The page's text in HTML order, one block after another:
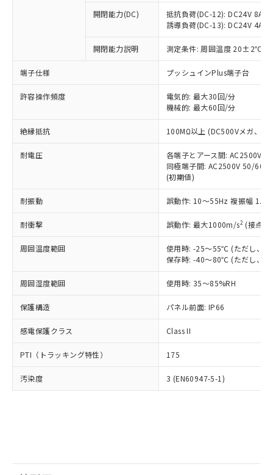
開閉能力(DC)
抵抗負荷(DC-12): DC24V 8A/
誘導負荷(DC-13): DC24V 4A/
開閉能力説明 測定条件: 周囲温度 20±2℃、
端子仕様 プッシュインPlus端子台
許容操作頻度
電気的: 最大30回/分
機械的: 最大60回/分
絶縁抵抗 100MΩ以上 (DC500Vメガ、点
耐電圧
各端子とアース間: AC2500V
同極端子間: AC2500V 50/
(初期値)
耐振動 誤動作: 10～55Hz 複振幅
耐衝撃 誤動作: 最大1000m/s2 (接点
周囲温度範囲
使用時: -25～55℃ (ただし、氷
保存時: -40～80℃ (ただし、氷
周囲湿度範囲 使用時: 35～85%RH
保護構造 パネル前面: IP66
感電保護クラス Class II
PTI（トラッキング特性） 175
汚染度 3 (EN60947-5-1)
ことをご了承ください。
在庫状況および標準価格照会結果は、
記載している更新日時点での社内デー
タに基づき作成されるものであり、閲
覧された時点での実際の在庫および標
準価格とは異なる場合があることをご
正式な納期状況および標準価格はお客
様のお取引先、またはお客様担当のオ
ムロン制御機器販売店・当社販売員に
オムロン制御機器販売店や当社販売拠
販売ネットワーク
」をご確認
在庫状況および標準価格結果を当社の
事前の承諾なく第三者に漏洩または開
示しないようお願いします。
マイパーツ機能（部品リスト作成サー
ビス）をご利用いただくには、I-Web
メンバーズにご登録されている必要が
お客様が当ウェブサイト上で当社にご
登録された部品リストについて、当社
および当社の共同利用者が、当社の製
品・サービスに関するお客様との取
引・商談に必要な範囲で利用すること
※当社の共同利用者とは、"個人情報
の「1.共同利
用者の範囲」に記載されている法人を
いたものが、含有品と判明した場合などや
むを得ず変更することがあります。
*EU RoHS指令（10物質）：
鉛(Pb) 1000ppm以下、 水銀(Hg) 1000ppm以下、 カド
六価クロム(Cr(Ⅵ)) 1000ppm以下、ポリ臭化ビフェニル
類(PBB) 1000ppm以下、ポリ臭化ジフェニルエーテル類
(PBDE) 1000ppm以下、フタル酸ビス(2-エチルヘキシ
ル) (DEHP)(別名：DOP) 1000ppm以下、フタル酸ブチ
ルベンジル（BBP） 1000ppm以下、フタル酸ジブチル
（DBP） 1000ppm以下、フタル酸ジイソブチル
(DIBP) 1000ppm以下
但し、RoHS指令で産業用監視および制御機器に対する
フタル酸エステル類の４物質については閾値を超える意
図的な使用がないことを確認しています。
部品在庫の切り替え状況などにより、予定
月が前後することがあります。
※3 非含有証明書ダウンロード
下記の非含有証明書をダウンロードするこ
とができます。
EU RoHS指令（10物質）の非含有証明書
51物質の非含有証明書（当社基準）
※本証明書は発行日時点で非含有を証明す
るもので、過去に遡って非含有を証明する
基準値を超えていることを示します。
「－」：未確認です。当社販売部門へお問
ム) : 100ppm、
Cr(Ⅵ)(六価クロム) : 1000ppm、 PBBs(ポリ臭化ビフェ
ニル類) : 1000ppm、 PBDEs(ポリ臭化ジフェニルエーテ
ル類) : 1000ppm、
DBP(フタル酸ジブチル) : 1000ppm、 DIBP(フタル酸ジ
イソブチル) : 1000ppm、 BBP(フタル酸ブチルベンジ
ル) : 1000ppm、
DEHP(フタル酸ビス(2-エチルヘキシル)) : 1000ppm
「ｅ」：有害物質（10物質）のすべてが基
準値以下であることを示します。
「10」：通常の使用状況下において有害物
質が外部に漏えいし、環境に深刻な影響を
及ぼさない年数を意味します。
「－」：未確認です。当社販売部門へお問
い合わせください。
当社は、これら貴社製品のうち、外国
為替および外国貿易法に定める商品
（以下｢規制貨物等」という）を輸出
または国外への提供する場合は、日本
国政府の輸出許可(または役務取引許
可)を取得するなどの必要な手続きを
当社は規制貨物を破棄する場合は、完
全に破砕するなど、違法に輸出されな
いよう必要な手段を講じます。
当社は貴社製品を、核兵器、ミサイ
ル、化学兵器、生物兵器またはその他
武器並びにこれらの製造装置等に一切
当社は、貴社製品を第三者に販売する
場合は、上記1、2および3の内容を当
該第三者に通知します。また当社は、
販売先および販売に係わる関係者が違
法に輸出するおそれがある場合は、取
り引きをいたしません。
キャンセル
説明
○ 一定数以上の在庫あり
一定数には満たないが在庫あり
在庫なし(最新の在庫状況につ
いては、お客様のお取引先、ま
たはお客様担当のオムロン制御
機器販売店・当社販売員にご確
白
受注生産機種、また在庫状況の
情報を公開していない機種